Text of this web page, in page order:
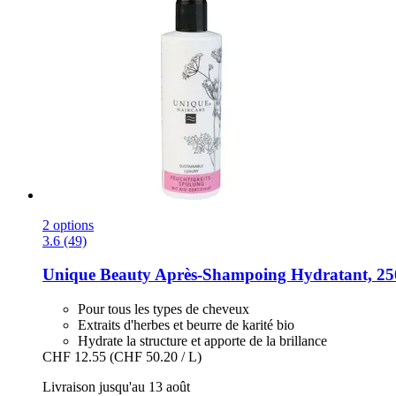
2 options
3.6 (49)
Unique BeautyAprès-​Shampoing Hydratant,
Pour tous les types de cheveux
Extraits d'herbes et beurre de karité bio
Hydrate la structure et apporte de la brillance
CHF 12.55 (CHF 50.20 / L)
Livraison jusqu'au 13 août